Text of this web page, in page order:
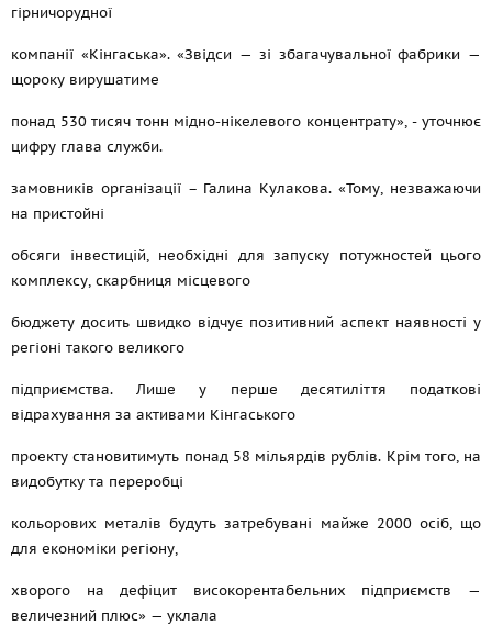
гірничорудної
компанії «Кінгаська». «Звідси — зі збагачувальної фабрики —
щороку вирушатиме
понад 530 тисяч тонн мідно-нікелевого концентрату», - уточнює
цифру глава служби.
замовників організації – Галина Кулакова. «Тому, незважаючи
на пристойні
обсяги інвестицій, необхідні для запуску потужностей цього
комплексу, скарбниця місцевого
бюджету досить швидко відчує позитивний аспект наявності у
регіоні такого великого
підприємства. Лише у перше десятиліття податкові
відрахування за активами Кінгаського
проекту становитимуть понад 58 мільярдів рублів. Крім того, на
видобутку та переробці
кольорових металів будуть затребувані майже 2000 осіб, що
для економіки регіону,
хворого на дефіцит високорентабельних підприємств —
величезний плюс» — уклала